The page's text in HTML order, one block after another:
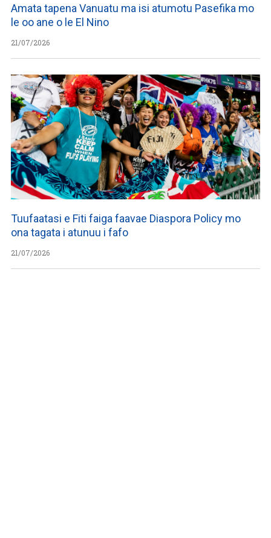
Amata tapena Vanuatu ma isi atumotu Pasefika mo
le oo ane o le El Nino
21/07/2026
Tuufaatasi e Fiti faiga faavae Diaspora Policy mo
ona tagata i atunuu i fafo
21/07/2026